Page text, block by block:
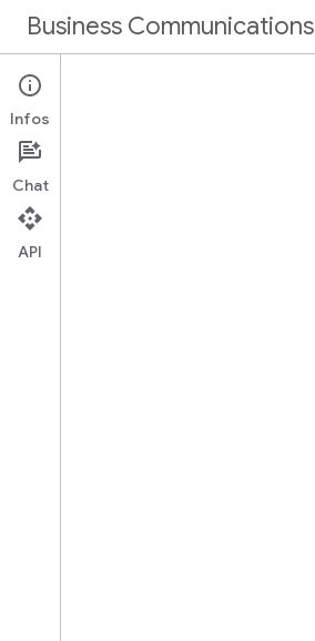
Business Communications
Business Messages
Accueil
Infos
Chat
API